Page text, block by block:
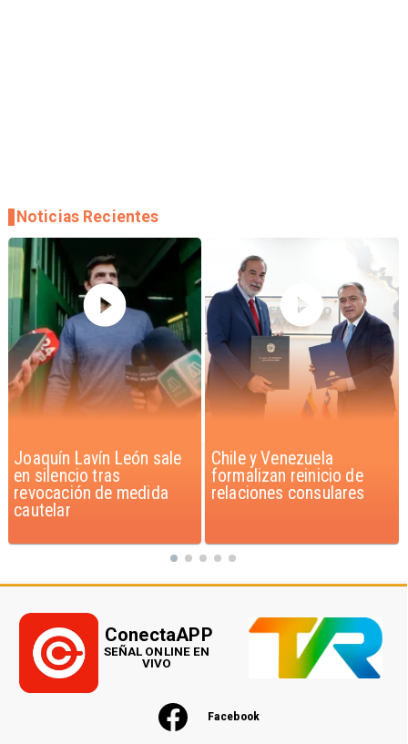
Chile y Venezuela
formalizan reinicio de
relaciones consulares
Feriantes rechazan
dichos de Camila Flores
sobre Fabiola Campillai
Noticias Recientes
Facebook
ConectaAPP
SEÑAL ONLINE EN
VIVO